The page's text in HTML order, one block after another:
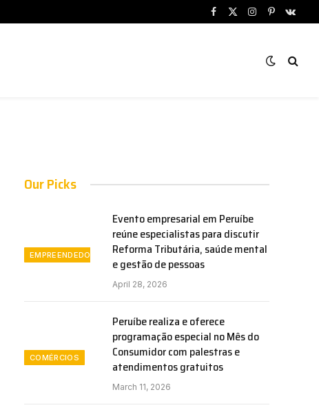
Facebook
X
Instagram
Pinterest
Our Picks
EMPREENDEDORISMO
Evento empresarial em Peruíbe
reúne especialistas para discutir
Reforma Tributária, saúde mental
e gestão de pessoas
April 28, 2026
COMÉRCIOS
Peruíbe realiza e oferece
programação especial no Mês do
Consumidor com palestras e
atendimentos gratuitos
March 11, 2026